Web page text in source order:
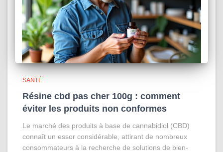
SANTÉ
Résine cbd pas cher 100g : comment
éviter les produits non conformes
Le marché des produits à base de cannabidiol (CBD)
connaît un essor considérable, attirant de nombreux
consommateurs à la recherche de solutions de bien-